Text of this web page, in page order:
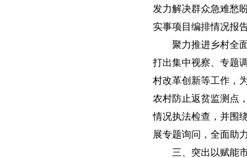
发力解决群众急难愁
实事项目编排情况报
聚力推进乡村全
打出集中视察、专题
村改革创新等工作，
农村防止返贫监测点
情况执法检查，并围
展专题询问，全面助
三、突出以赋能